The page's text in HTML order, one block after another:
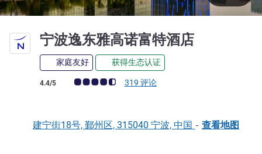
宁波逸东雅高诺富特酒店
家庭友好 获得生态认证
客户意见评级 (ALL 评级)
4.4/5 319 评论
建宁街18号, 鄞州区, 315040 宁波, 中国 - 查看地图